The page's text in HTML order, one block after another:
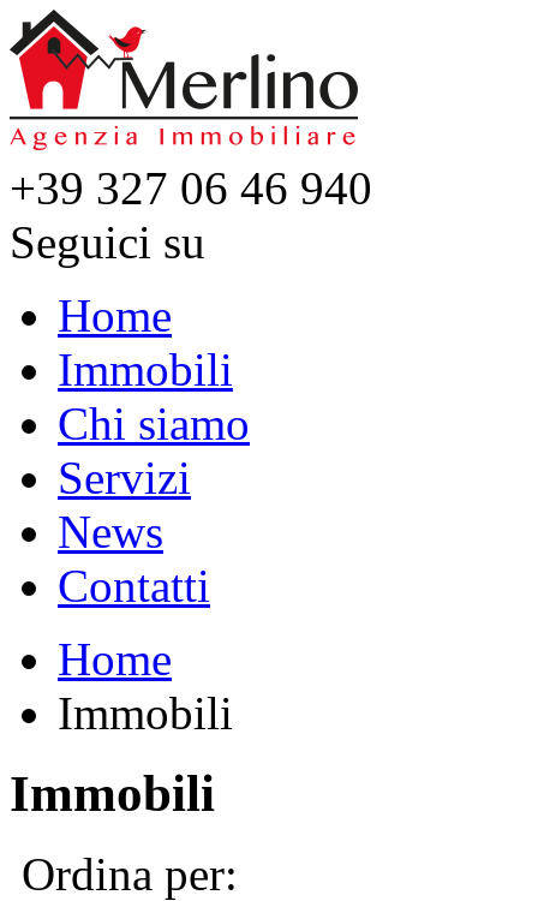
+39 327 06 46 940
Seguici su
Home
Immobili
Chi siamo
Servizi
News
Contatti
Home
Immobili
Immobili
Ordina per: